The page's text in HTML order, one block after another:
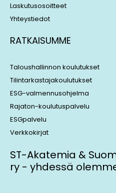
Laskutusosoitteet
Yhteystiedot
RATKAISUMME
Taloushallinnon koulutukset
Tilintarkastajakoulutukset
ESG-valmennusohjelma
Rajaton-koulutuspalvelu
ESGpalvelu
Verkkokirjat
ST-Akatemia &
ry - yhdessä